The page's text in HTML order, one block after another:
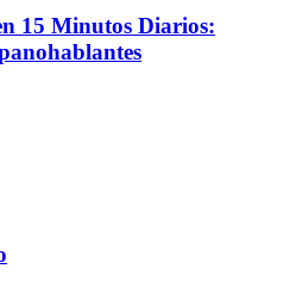
15 Minutos Diarios: